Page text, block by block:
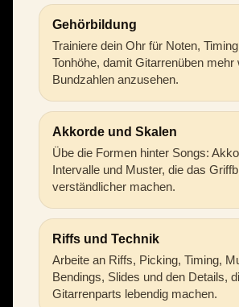
Gehörbildung
Trainiere dein Ohr für Noten,
Tonhöhe, damit Gitarrenüben mehr
Bundzahlen anzusehen.
Akkorde und Skalen
Übe die Formen hinter Songs:
Intervalle und Muster, die das
verständlicher machen.
Riffs und Technik
Arbeite an Riffs, Picking, Timing,
Bendings, Slides und den Details,
Gitarrenparts lebendig machen.